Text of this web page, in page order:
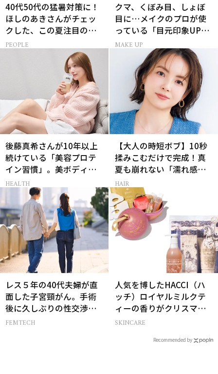
40代50代の猛暑対策に！
ほしのあきさんがチェッ
クした、この夏注目の暑
さ対策グッズ3選
PEOPLE
クマ、くぼみ目、しょぼ
目に…メイクのプロが使
っている「目元印象UP」
のレスキューコスメ11選
MAKE UP
後藤真希さんが10年以上
続けている「美容プロテ
イン習慣」。美ボディを
支える朝ルーティンと
HEALTH
【大人の時短ボブ】10秒
揉みこむだけで完成！真
夏も崩れない「濡れ感ハ
ンサムヘア」
HAIR
レス５年の40代夫婦が直
面した子宮頸がん。手術
後に久しぶりの性交渉を
試しみたら…
FEMTECH
人気を博したHACCI（ハ
ッチ）ロイヤルミルクテ
ィーの香りがクリスマス
に向けて限定セットで復
SKINCARE
Recommended by